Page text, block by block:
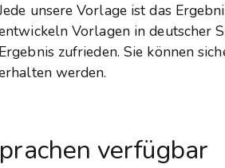
unsere Vorlage ist das
Vorlagen in deutscher
Ergebnis zufrieden. Sie können
werden.
verfügbar